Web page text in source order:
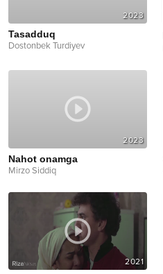
2023
Tasadduq
Dostonbek Turdiyev
2023
Nahot onamga
Mirzo Siddiq
2021